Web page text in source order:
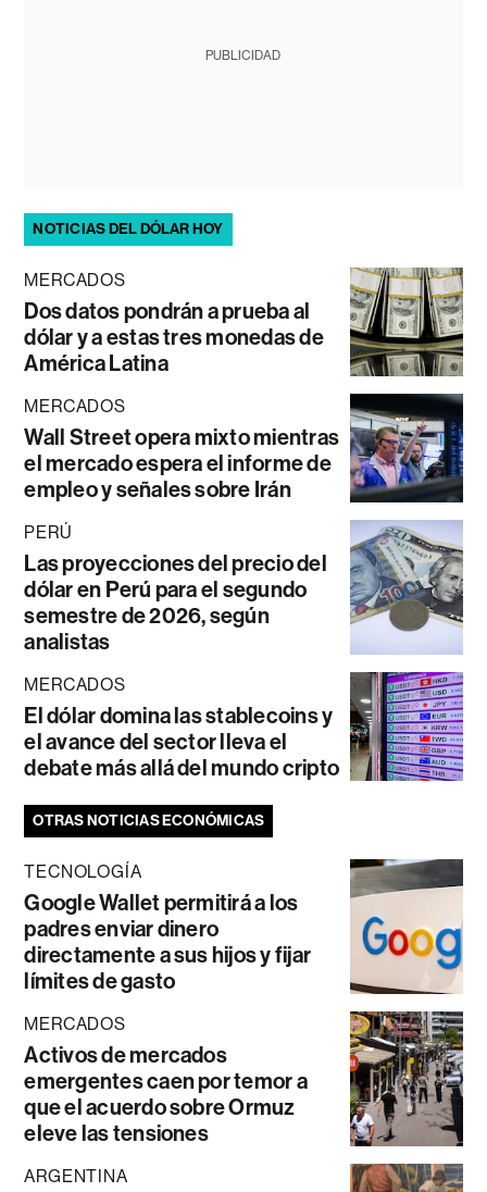
PUBLICIDAD
NOTICIAS DEL DÓLAR HOY
MERCADOS
Dos datos pondrán a prueba al
dólar y a estas tres monedas de
América Latina
MERCADOS
Wall Street opera mixto mientras
el mercado espera el informe de
empleo y señales sobre Irán
PERÚ
Las proyecciones del precio del
dólar en Perú para el segundo
semestre de 2026, según
analistas
MERCADOS
El dólar domina las stablecoins y
el avance del sector lleva el
debate más allá del mundo cripto
OTRAS NOTICIAS ECONÓMICAS
TECNOLOGÍA
Google Wallet permitirá a los
padres enviar dinero
directamente a sus hijos y fijar
límites de gasto
MERCADOS
Activos de mercados
emergentes caen por temor a
que el acuerdo sobre Ormuz
eleve las tensiones
ARGENTINA